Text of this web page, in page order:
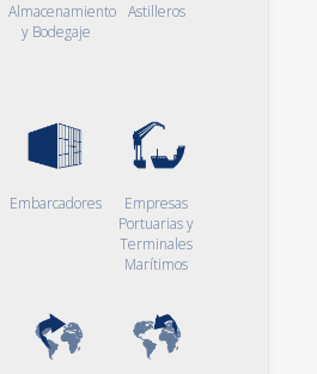
Almacenamiento
y Bodegaje
Astilleros
Embarcadores
Empresas
Portuarias y
Terminales
Marítimos